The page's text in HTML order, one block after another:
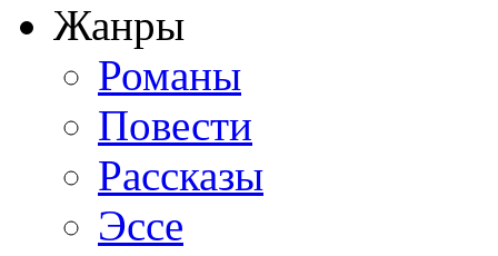
Жанры
Романы
Повести
Рассказы
Эссе